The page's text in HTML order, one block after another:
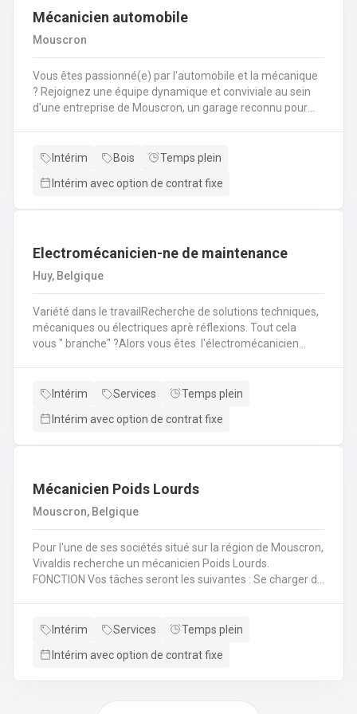
Mécanicien automobile
Mouscron
Vous êtes passionné(e) par l'automobile et la mécanique
? Rejoignez une équipe dynamique et conviviale au sein
d'une entreprise de Mouscron, un garage reconnu pour
des véhicules (vidanges, freins, amortisseurs,
interventions mécaniques nécessaires.Assurer le
leur véhicule et les réparations à prévoir.
Intérim Bois
Temps plein
Intérim avec option de contrat fixe
Electromécanicien-ne de maintenance
Huy, Belgique
Variété dans le travailRecherche de solutions techniques,
mécaniques ou électriques aprè réflexions. Tout cela
vous " branche" ?Alors vous êtes l'électromécanicien
charge de différentes missions en intervention directe
Intérim Services
Temps plein
Intérim avec option de contrat fixe
Mécanicien Poids Lourds
Mouscron, Belgique
Pour l'une de ses sociétés situé sur la région de Mouscron,
Vivaldis recherche un mécanicien Poids Lourds.
FONCTION Vos tâches seront les suivantes : Se charger du
Cela consiste à : - Inspecter le moteur d’un véhicule et ses
avec précision les problèmes - Inspecter l’ordinateur de
Intérim Services
Temps plein
Intérim avec option de contrat fixe